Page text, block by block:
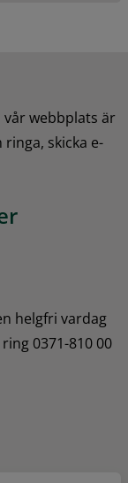
webbplats är
skicka e-
helgfri vardag
0371-810 00